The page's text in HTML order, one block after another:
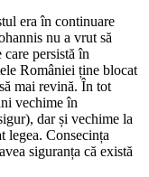
era în continuare
nu a vrut să
care persistă în
României ține blocat
mai revină. În tot
vechime în
dar și vechime la
legea. Consecința
siguranța că există